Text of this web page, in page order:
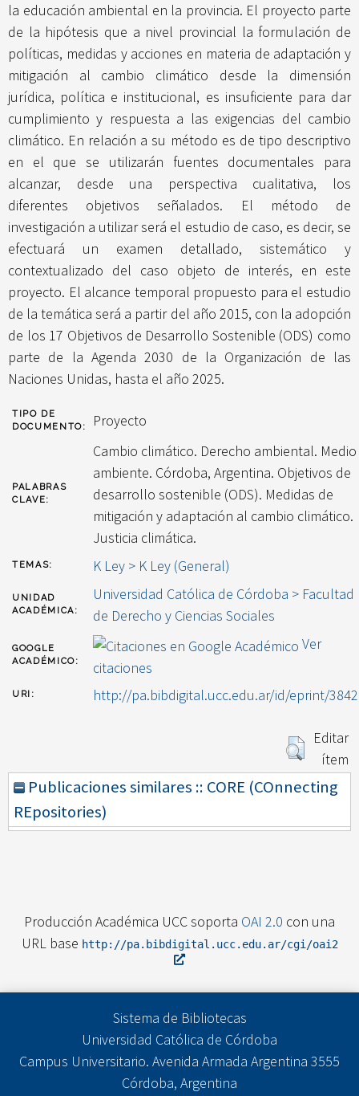
la educación ambiental en la provincia. El proyecto parte
de la hipótesis que a nivel provincial la formulación de
políticas, medidas y acciones en materia de adaptación y
mitigación al cambio climático desde la dimensión
jurídica, política e institucional, es insuficiente para dar
cumplimiento y respuesta a las exigencias del cambio
climático. En relación a su método es de tipo descriptivo
en el que se utilizarán fuentes documentales para
alcanzar, desde una perspectiva cualitativa, los
diferentes objetivos señalados. El método de
investigación a utilizar será el estudio de caso, es decir, se
efectuará un examen detallado, sistemático y
contextualizado del caso objeto de interés, en este
proyecto. El alcance temporal propuesto para el estudio
de la temática será a partir del año 2015, con la adopción
de los 17 Objetivos de Desarrollo Sostenible (ODS) como
parte de la Agenda 2030 de la Organización de las
Naciones Unidas, hasta el año 2025.
TIPO DE
DOCUMENTO:
Proyecto
PALABRAS
CLAVE:
Cambio climático. Derecho ambiental. Medio
ambiente. Córdoba, Argentina. Objetivos de
desarrollo sostenible (ODS). Medidas de
mitigación y adaptación al cambio climático.
Justicia climática.
TEMAS: K Ley > K Ley (General)
UNIDAD
ACADÉMICA:
Universidad Católica de Córdoba > Facultad
de Derecho y Ciencias Sociales
GOOGLE
ACADÉMICO:
Ver
citaciones
URI: http://pa.bibdigital.ucc.edu.ar/id/eprint/3842
Editar
ítem
Publicaciones similares :: CORE (COnnecting
REpositories)
Producción Académica UCC soporta OAI 2.0 con una
URL base http://pa.bibdigital.ucc.edu.ar/cgi/oai2
Sistema de Bibliotecas
Universidad Católica de Córdoba
Campus Universitario. Avenida Armada Argentina 3555
Córdoba, Argentina